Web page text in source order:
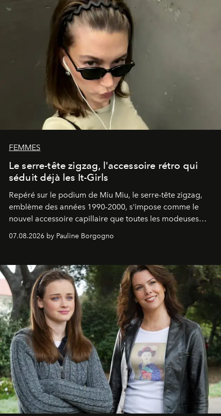
FEMMES
Le serre-tête zigzag, l'accessoire rétro qui
séduit déjà les It-Girls
Repéré sur le podium de Miu Miu, le serre-tête zigzag,
emblème des années 1990-2000, s'impose comme le
nouvel accessoire capillaire que toutes les modeuses
07.08.2026 by Pauline Borgogno